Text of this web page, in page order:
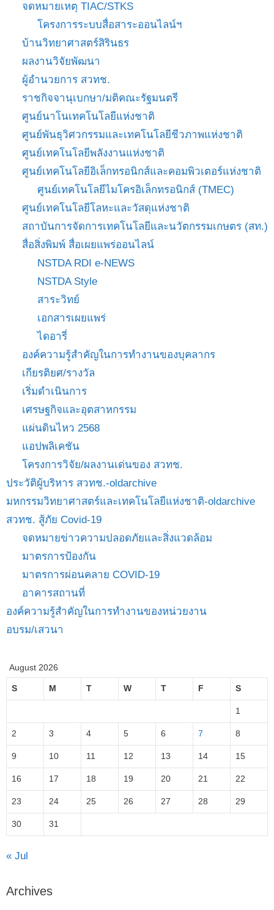
จดหมายเหตุ TIAC/STKS
โครงการระบบสื่อสาระออนไลน์ฯ
บ้านวิทยาศาสตร์สิรินธร
ผลงานวิจัยพัฒนา
ผู้อำนวยการ สวทช.
ราชกิจจานุเบกษา/มติคณะรัฐมนตรี
ศูนย์นาโนเทคโนโลยีแห่งชาติ
ศูนย์พันธุวิศวกรรมและเทคโนโลยีชีวภาพแห่งชาติ
ศูนย์เทคโนโลยีพลังงานแห่งชาติ
ศูนย์เทคโนโลยีอิเล็กทรอนิกส์และคอมพิวเตอร์แห่งชาติ
ศูนย์เทคโนโลยีไมโครอิเล็กทรอนิกส์ (TMEC)
ศูนย์เทคโนโลยีโลหะและวัสดุแห่งชาติ
สถาบันการจัดการเทคโนโลยีและนวัตกรรมเกษตร (สท.)
สื่อสิ่งพิมพ์ สื่อเผยแพร่ออนไลน์
NSTDA RDI e-NEWS
NSTDA Style
สาระวิทย์
เอกสารเผยแพร่
ไดอารี่
องค์ความรู้สำคัญในการทำงานของบุคลากร
เกียรติยศ/รางวัล
เริ่มดำเนินการ
เศรษฐกิจและอุตสาหกรรม
แผ่นดินไหว 2568
แอปพลิเคชัน
โครงการวิจัย/ผลงานเด่นของ สวทช.
ประวัติผู้บริหาร สวทช.-oldarchive
มหกรรมวิทยาศาสตร์และเทคโนโลยีแห่งชาติ-oldarchive
สวทช. สู้ภัย Covid-19
จดหมายข่าวความปลอดภัยและสิ่งแวดล้อม
มาตรการป้องกัน
มาตรการผ่อนคลาย COVID-19
อาคารสถานที่
องค์ความรู้สำคัญในการทำงานของหน่วยงาน
อบรม/เสวนา
August 2026
S M T W T F S
1
2 3 4 5 6 7 8
9 10 11 12 13 14 15
16 17 18 19 20 21 22
23 24 25 26 27 28 29
30 31
« Jul
Archives